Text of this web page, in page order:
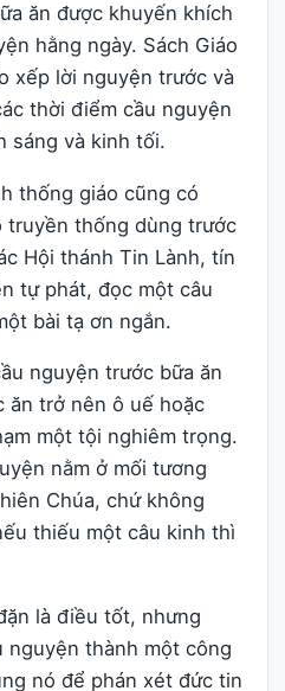
ăn được khuyến khích
hằng ngày. Sách Giáo
xếp lời nguyện trước và
thời điểm cầu nguyện
sáng và kinh tối.
thống giáo cũng có
truyền thống dùng trước
Hội thánh Tin Lành, tín
tự phát, đọc một câu
bài tạ ơn ngắn.
nguyện trước bữa ăn
ăn trở nên ô uế hoặc
một tội nghiêm trọng.
nằm ở mối tương
Chúa, chứ không
thiếu một câu kinh thì
là điều tốt, nhưng
nguyện thành một công
nó để phán xét đức tin